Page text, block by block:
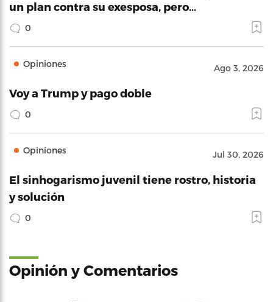
un plan contra su exesposa, pero…
0
Opiniones Ago 3, 2026
Voy a Trump y pago doble
0
Opiniones Jul 30, 2026
El sinhogarismo juvenil tiene rostro, historia
y solución
0
Opinión y Comentarios